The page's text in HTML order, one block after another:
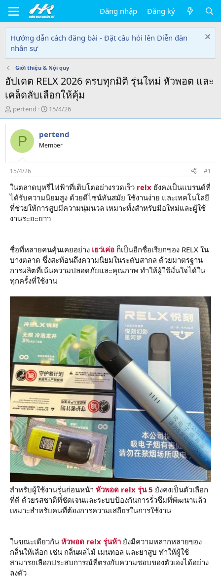
Đăng nhập Đăng ký
Hướng dẫn cách đăng bài - Đặt câu hỏi lên Diễn đàn
nhân sự
Giới thiệu & Nội quy
อัปเดต RELX 2026 ครบทุกมิติ รุ่นใหม่ หัวพอต และ
เคล็ดลับเลือกให้คุ้ม
T
h
r
e
d
s
t
a
r
t
e
r
pertend
N
g
à
y
g
i
15/4/26
P pertend
Member
15/4/26 #1
ในตลาดบุหรี่ไฟฟ้าที่เติบโตอย่างรวดเร็ว relx ยังคงเป็นแบรนด์ที่
ได้รับความนิยมสูง ด้วยดีไซน์ทันสมัย ใช้งานง่าย และเทคโนโลยี
ที่ช่วยให้การสูบมีความนุ่มนวล เหมาะทั้งสำหรับมือใหม่และผู้ใช้
งานระยะยาว
ชื่อที่หลายคนคุ้นเคยอย่าง เยว่เค่อ ก็เป็นอีกชื่อเรียกของ RELX ใน
บางตลาด ซึ่งสะท้อนถึงความนิยมในระดับสากล ด้วยมาตรฐาน
การผลิตที่เน้นความปลอดภัยและคุณภาพ ทำให้ผู้ใช้มั่นใจได้ใน
ทุกครั้งที่ใช้งาน
สำหรับผู้ใช้งานรุ่นก่อนหน้า หัวพอด relx รุ่น 5 ยังคงเป็นตัวเลือก
ที่ดี ด้วยรสชาติที่ชัดเจนและระบบป้องกันการรั่วซึมที่พัฒนาแล้ว
เหมาะสำหรับคนที่ต้องการความเสถียรในการใช้งาน
ในขณะเดียวกัน หัวพอด relx รุ่นห้า ยังมีความหลากหลายของ
กลิ่นให้เลือก เช่น กลิ่นผลไม้ เมนทอล และยาสูบ ทำให้ผู้ใช้
สามารถเลือกประสบการณ์ที่ตรงกับความชอบของตัวเองได้อย่าง
ลงตัว